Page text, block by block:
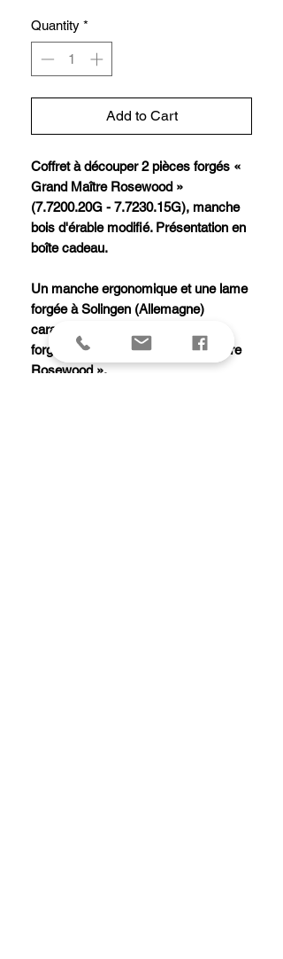
Quantity *
Add to Cart
Coffret à découper 2 pièces forgés «
Grand Maître Rosewood »
(7.7200.20G - 7.7230.15G), manche
bois d'érable modifié. Présentation en
boîte cadeau.
Un manche ergonomique et une lame
forgée à Solingen (Allemagne)
caractérisent la ligne de couteaux
forgés VICTORINOX « Grand Maître
Rosewood ».